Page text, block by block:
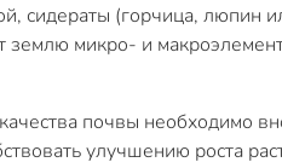
сидераты (горчица,
землю микро- и
почвы необходимо
улучшению роста